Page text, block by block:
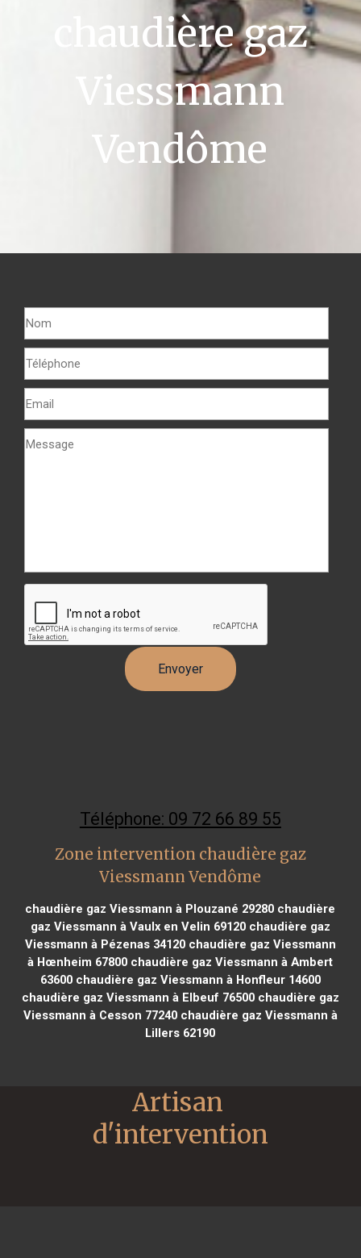
chaudière gaz
Viessmann
Vendôme
Téléphone: 09 72 66 89 55
Zone intervention chaudière gaz
Viessmann Vendôme
chaudière gaz Viessmann à Plouzané 29280 chaudière
gaz Viessmann à Vaulx en Velin 69120chaudière gaz
Viessmann à Pézenas 34120chaudière gaz Viessmann
à Hœnheim 67800 chaudière gaz Viessmann à Ambert
63600chaudière gaz Viessmann à Honfleur 14600
chaudière gaz Viessmann à Elbeuf 76500chaudière gaz
Viessmann à Cesson 77240chaudière gaz Viessmann à
Lillers 62190
Artisan
d'intervention